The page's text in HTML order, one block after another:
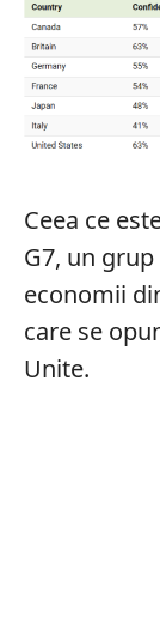
Ceea ce
G7, un
economii
care se
Unite.